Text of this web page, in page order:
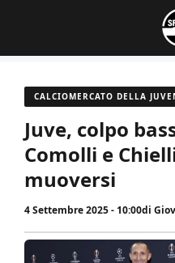
contenuto
CALCIOMERCATO DELLA
Juve, colpo
Comolli e
muoversi
4 Settembre 2025 - 10:00di